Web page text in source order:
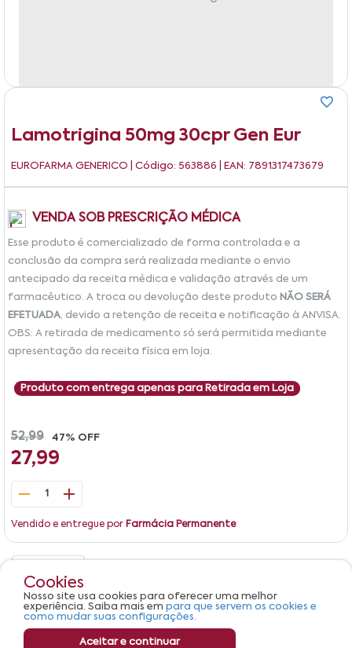
Lamotrigina 50mg 30cpr Gen Eur
EUROFARMA GENERICO | Código: 563886 | EAN: 7891317473679
VENDA SOB PRESCRIÇÃO MÉDICA
Esse produto é comercializado de forma controlada e a
conclusão da compra será realizada mediante o envio
antecipado da receita médica e validação através de um
farmacêutico. A troca ou devolução deste produto NÃO SERÁ
EFETUADA, devido a retenção de receita e notificação à ANVISA.
OBS: A retirada de medicamento só será permitida mediante
apresentação da receita física em loja.
Produto com entrega apenas para Retirada em Loja
52,99 47% OFF
27,99
1
Vendido e entregue por Farmácia Permanente
Produto não apresenta descrição.
Cookies
Nosso site usa cookies para oferecer uma melhor
experiência. Saiba mais em para que servem os cookies e
como mudar suas configurações.
Aceitar e continuar